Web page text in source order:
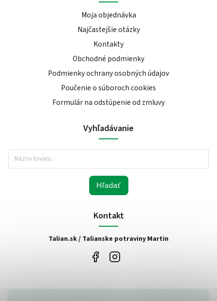
Moja objednávka
Najčastejšie otázky
Kontakty
Obchodné podmienky
Podmienky ochrany osobných údajov
Poučenie o súboroch cookies
Formulár na odstúpenie od zmluvy
Vyhľadávanie
Hľadať
Kontakt
Talian.sk / Talianske potraviny Martin